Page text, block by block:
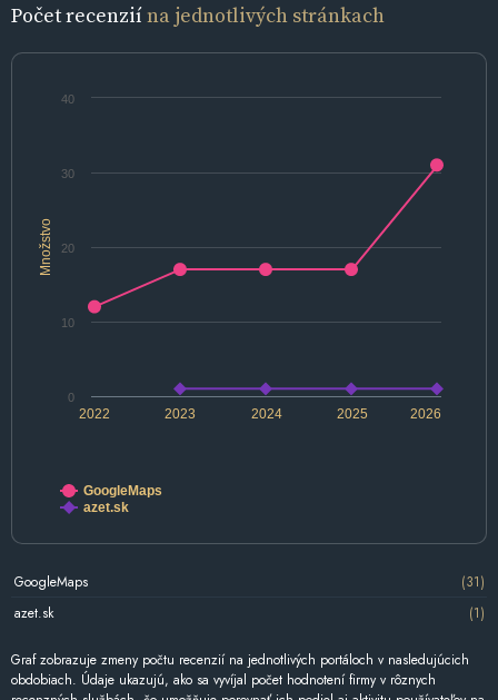
Počet recenziína jednotlivých stránkach
Množstvo
2022 2024 2026
2023 2025
0
10
20
30
40
GoogleMaps
azet.sk
GoogleMaps
(31)
azet.sk
(1)
Graf zobrazuje zmeny počtu recenzií na jednotlivých portáloch v nasledujúcich
obdobiach. Údaje ukazujú, ako sa vyvíjal počet hodnotení firmy v rôznych